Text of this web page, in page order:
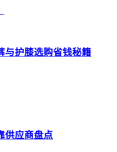
与护膝选购省钱秘籍
供应商盘点